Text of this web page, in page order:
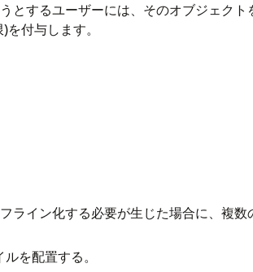
とするユーザーには、そのオブジェクト
付与します。
ライン化する必要が生じた場合に、複
を配置する。